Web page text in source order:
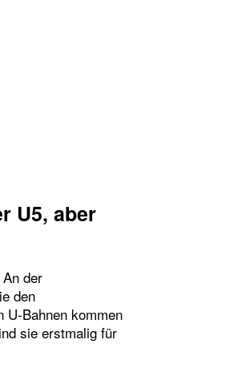
U5, aber
der
den
U-Bahnen kommen
sie erstmalig für